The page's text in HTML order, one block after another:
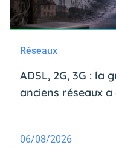
Réseaux
ADSL, 2G, 3G : la
anciens réseaux
06/08/2026